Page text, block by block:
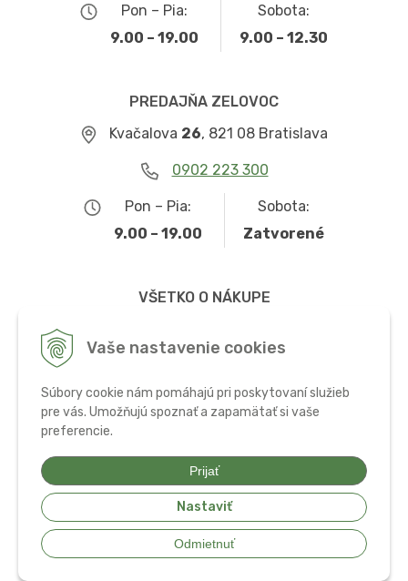
Vaše nastavenie cookies
Súbory cookie nám pomáhajú pri poskytovaní služieb
pre vás. Umožňujú spoznať a zapamätať si vaše
preferencie.
Prijať
Nastaviť
Odmietnuť
Pon – Pia:
9.00 – 19.00
Sobota:
9.00 – 12.30
PREDAJŇA ZELOVOC
Kvačalova 26, 821 08 Bratislava
0902 223 300
Pon – Pia:
9.00 – 19.00
Sobota:
Zatvorené
VŠETKO O NÁKUPE
Ochrana osobných údajov
© 2026 Bio potraviny, zdravá výživa a doplnky • tvorba eshopu cez